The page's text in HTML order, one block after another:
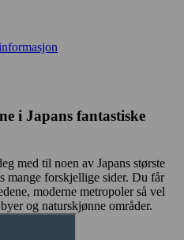
i Japans fantastiske
med til noen av Japans største
mange forskjellige sider. Du får
moderne metropoler så vel
og naturskjønne områder.